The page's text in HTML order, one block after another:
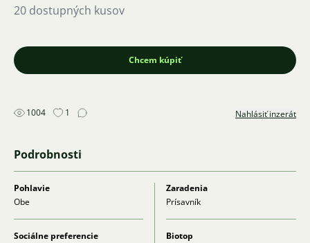
20 dostupných kusov
Chcem kúpiť
1004 1 Nahlásiť inzerát
Podrobnosti
Pohlavie
Obe
Zaradenia
Prísavník
Sociálne preferencie
Biotop